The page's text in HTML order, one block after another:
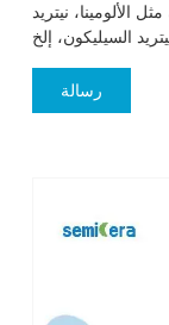
الألومينا، نيتريد
رسالة